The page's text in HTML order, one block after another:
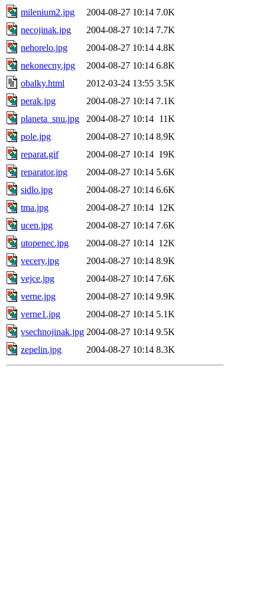
milenium2.jpg
2004-08-27 10:14 7.0K
necojinak.jpg
2004-08-27 10:14 7.7K
nehorelo.jpg
2004-08-27 10:14 4.8K
nekonecny.jpg
2004-08-27 10:14 6.8K
obalky.html
2012-03-24 13:55 3.5K
perak.jpg
2004-08-27 10:14 7.1K
planeta_snu.jpg
2004-08-27 10:14 11K
pole.jpg
2004-08-27 10:14 8.9K
reparat.gif
2004-08-27 10:14 19K
reparator.jpg
2004-08-27 10:14 5.6K
sidlo.jpg
2004-08-27 10:14 6.6K
tma.jpg
2004-08-27 10:14 12K
ucen.jpg
2004-08-27 10:14 7.6K
utopenec.jpg
2004-08-27 10:14 12K
vecery.jpg
2004-08-27 10:14 8.9K
vejce.jpg
2004-08-27 10:14 7.6K
verne.jpg
2004-08-27 10:14 9.9K
verne1.jpg
2004-08-27 10:14 5.1K
vsechnojinak.jpg 2004-08-27 10:14 9.5K
zepelin.jpg
2004-08-27 10:14 8.3K